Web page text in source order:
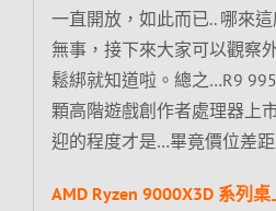
一直開放，如此而已.. 哪來
無事，接下來大家可以觀察
鬆綁就知道啦。總之…R9
顆高階遊戲創作者處理器上
迎的程度才是…畢竟價位差
AMD Ryzen 9000X3D 系列桌